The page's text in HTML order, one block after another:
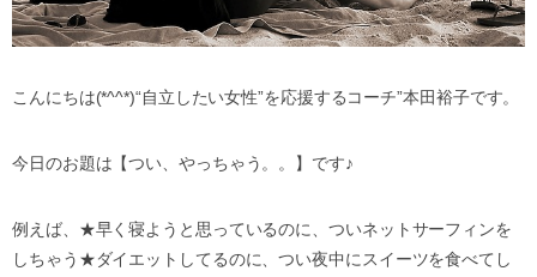
こんにちは(*^^*)“自立したい女性”を応援するコーチ”本田裕子です。
今日のお題は【つい、やっちゃう。。】です♪
例えば、★早く寝ようと思っているのに、ついネットサーフィンを
しちゃう★ダイエットしてるのに、つい夜中にスイーツを食べてし